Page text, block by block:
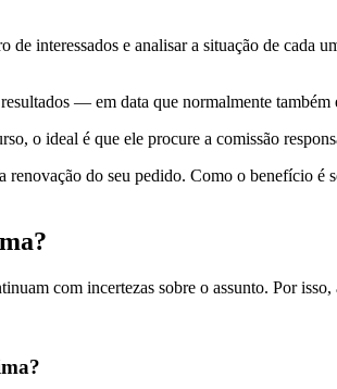
interessados e analisar a situação de cada
— em data que normalmente também
o ideal é que ele procure a comissão
do seu pedido. Como o benefício
com incertezas sobre o assunto. Por